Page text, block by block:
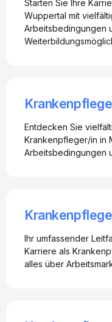
Starten Sie Ihre
Wuppertal mit
Arbeitsbedingungen
Entdecken Sie
Krankenpfleger/in in
Arbeitsbedingungen
Ihr umfassender
Karriere als
alles über